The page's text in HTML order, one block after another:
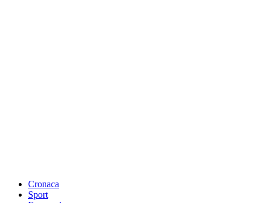
Cronaca
Sport